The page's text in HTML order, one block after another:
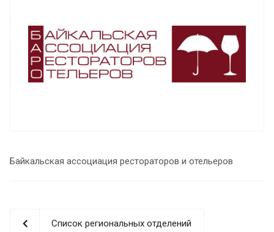
Байкальская ассоциация рестораторов и отельеров
Список региональных отделений